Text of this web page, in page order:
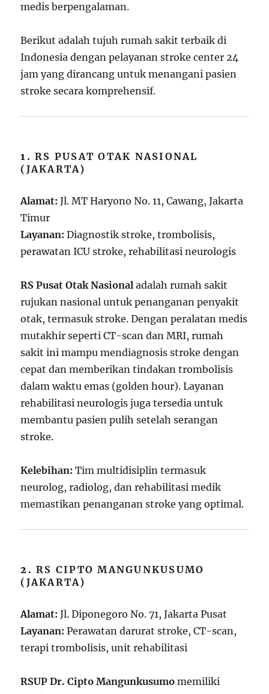
medis berpengalaman.
Berikut adalah tujuh rumah sakit terbaik di
Indonesia dengan pelayanan stroke center 24
jam yang dirancang untuk menangani pasien
stroke secara komprehensif.
1.RS PUSAT OTAK NASIONAL
(JAKARTA)
Alamat: Jl. MT Haryono No. 11, Cawang, Jakarta
Timur
Layanan: Diagnostik stroke, trombolisis,
perawatan ICU stroke, rehabilitasi neurologis
RS Pusat Otak Nasional adalah rumah sakit
rujukan nasional untuk penanganan penyakit
otak, termasuk stroke. Dengan peralatan medis
mutakhir seperti CT-scan dan MRI, rumah
sakit ini mampu mendiagnosis stroke dengan
cepat dan memberikan tindakan trombolisis
dalam waktu emas (golden hour). Layanan
rehabilitasi neurologis juga tersedia untuk
membantu pasien pulih setelah serangan
stroke.
Kelebihan: Tim multidisiplin termasuk
neurolog, radiolog, dan rehabilitasi medik
memastikan penanganan stroke yang optimal.
2.RS CIPTO MANGUNKUSUMO
(JAKARTA)
Alamat: Jl. Diponegoro No. 71, Jakarta Pusat
Layanan: Perawatan darurat stroke, CT-scan,
terapi trombolisis, unit rehabilitasi
RSUP Dr. Cipto Mangunkusumo memiliki